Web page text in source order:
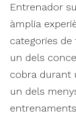
Entrenador
àmplia
categories
un dels
cobra durant
un dels